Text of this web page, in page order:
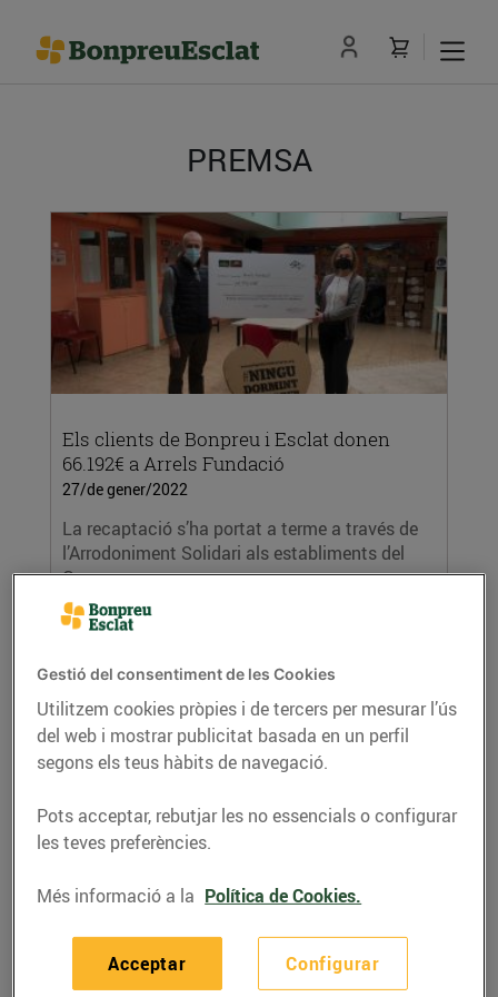
PREMSA
Els clients de Bonpreu i Esclat donen
66.192€ a Arrels Fundació
27/de gener/2022
La recaptació s’ha portat a terme a través de
l’Arrodoniment Solidari als establiments del
Grup...
LLEGIR MÉS
tranquil·les” per afavorir la compra de les
sensorial
04/de gener/2022
Gestió del consentiment de les Cookies
Utilitzem cookies pròpies i de tercers per mesurar l’ús
del web i mostrar publicitat basada en un perfil
segons els teus hàbits de navegació.
Pots acceptar, rebutjar les no essencials o configurar
les teves preferències.
Més informació a la Política de Cookies.
Configurar
Acceptar